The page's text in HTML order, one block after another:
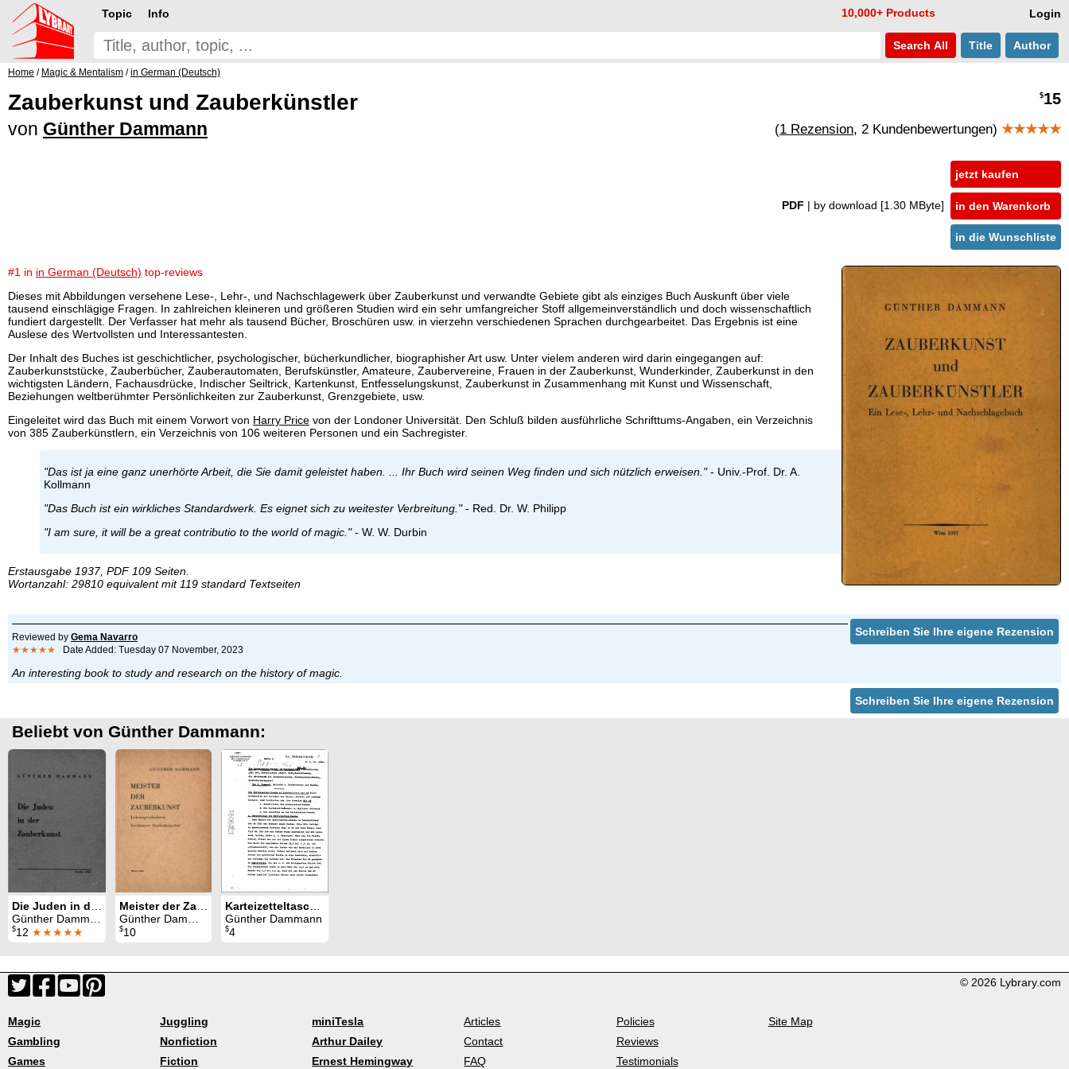
Login
Topic Info 10,000+ Products
Search All Title Author
Home / Magic & Mentalism /in German (Deutsch)
Zauberkunst und Zauberkünstler
von Günther Dammann
$15
(1 Rezension, 2 Kundenbewertungen) ★★★★★
PDF | by download [1.30 MByte]
jetzt kaufen
in den Warenkorb
in die Wunschliste
#1 in in German (Deutsch) top-reviews
Dieses mit Abbildungen versehene Lese-, Lehr-, und Nachschlagewerk über Zauberkunst und verwandte Gebiete gibt als einziges Buch Auskunft über viele
tausend einschlägige Fragen. In zahlreichen kleineren und größeren Studien wird ein sehr umfangreicher Stoff allgemeinverständlich und doch wissenschaftlich
fundiert dargestellt. Der Verfasser hat mehr als tausend Bücher, Broschüren usw. in vierzehn verschiedenen Sprachen durchgearbeitet. Das Ergebnis ist eine
Auslese des Wertvollsten und Interessantesten.
Der Inhalt des Buches ist geschichtlicher, psychologischer, bücherkundlicher, biographisher Art usw. Unter vielem anderen wird darin eingegangen auf:
Zauberkunststücke, Zauberbücher, Zauberautomaten, Berufskünstler, Amateure, Zaubervereine, Frauen in der Zauberkunst, Wunderkinder, Zauberkunst in den
wichtigsten Ländern, Fachausdrücke, Indischer Seiltrick, Kartenkunst, Entfesselungskunst, Zauberkunst in Zusammenhang mit Kunst und Wissenschaft,
Beziehungen weltberühmter Persönlichkeiten zur Zauberkunst, Grenzgebiete, usw.
Eingeleitet wird das Buch mit einem Vorwort von Harry Price von der Londoner Universität. Den Schluß bilden ausführliche Schrifttums-Angaben, ein Verzeichnis
von 385 Zauberkünstlern, ein Verzeichnis von 106 weiteren Personen und ein Sachregister.
"Das ist ja eine ganz unerhörte Arbeit, die Sie damit geleistet haben. ... Ihr Buch wird seinen Weg finden und sich nützlich erweisen."- Univ.-Prof. Dr. A.
Kollmann
"Das Buch ist ein wirkliches Standardwerk. Es eignet sich zu weitester Verbreitung."- Red. Dr. W. Philipp
"I am sure, it will be a great contributio to the world of magic."- W. W. Durbin
Erstausgabe 1937, PDF 109 Seiten.
Wortanzahl: 29810 equivalent mit 119 standard Textseiten
Schreiben Sie Ihre eigene Rezension
Reviewed by Gema Navarro
★★★★★ Date Added: Tuesday 07 November, 2023
An interesting book to study and research on the history of magic.
Schreiben Sie Ihre eigene Rezension
Beliebt von Günther Dammann:
Günther Dammann
$12 ★★★★★
Günther Dammann
$10
Günther Dammann
$4
© 2026 Lybrary.com
Magic
Gambling
Games
Juggling
Nonfiction
Fiction
miniTesla
Arthur Dailey
Ernest Hemingway
Articles
Contact
FAQ
Policies
Reviews
Testimonials
Site Map